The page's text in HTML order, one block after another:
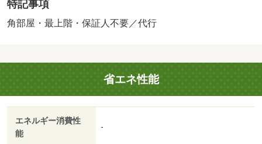
替え４，４００円／１枚（１室全て／退去時） 保険加入
義務有 保証会社：保証人代行サービス保証料・家賃集金
ＣＡＴＶ／礼金不要／最上階／保証人不要／和室／プロパ
ンガス／保証会社利用可／荒尾駅（その他）まで１８１０
ｍ／西大垣駅（その他）まで３７０８ｍ/賃貸戸数:10戸
特記事項
角部屋・最上階・保証人不要／代行
省エネ性能
エネルギー消費性
能
-